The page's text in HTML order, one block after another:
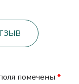
помечены *